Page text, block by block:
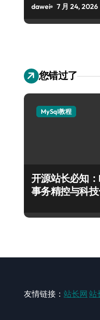
dawei 7 月 24, 2026
您错过了
MySql教程
开源站长必知
事务精控与科技
友情链接： 站长网 站